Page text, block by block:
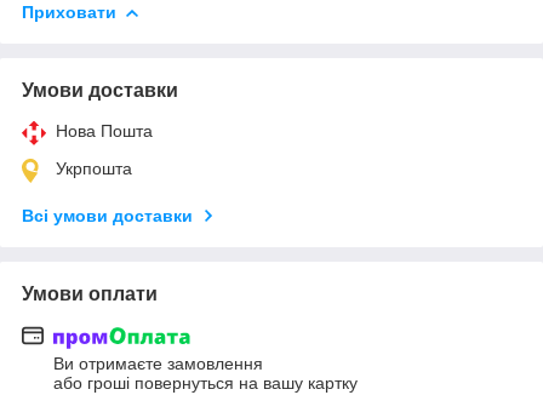
Приховати
Умови доставки
Нова Пошта
Укрпошта
Всі умови доставки
Умови оплати
Ви отримаєте замовлення
або гроші повернуться на вашу картку